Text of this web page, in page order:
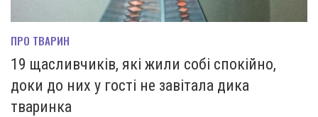
ПРО ТВАРИН
19 щасливчиків, які жили собі спокійно,
доки до них у гості не завітала дика
тваринка